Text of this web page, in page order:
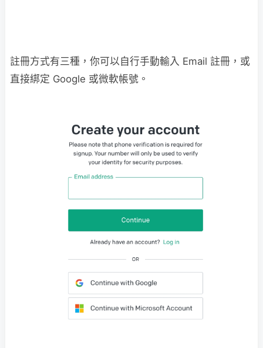
註冊方式有三種，你可以自行手動輸入 Email 註冊，或
直接綁定 Google 或微軟帳號。